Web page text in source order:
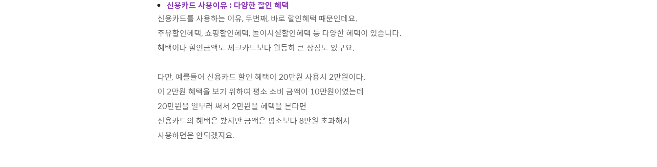
신용카드 사용이유 : 다양한 할인 혜택
신용카드를 사용하는 이유, 두번째, 바로 할인혜택 때문인데요.
주유할인혜택, 쇼핑할인혜택, 놀이시설할인혜택 등 다양한 혜택이 있습니다.
혜택이나 할인금액도 체크카드보다 월등히 큰 장점도 있구요.
다만, 예를들어 신용카드 할인 혜택이 20만원 사용시 2만원이다.
이 2만원 혜택을 보기 위하여 평소 소비 금액이 10만원이였는데
20만원을 일부러 써서 2만원을 혜택을 본다면
신용카드의 혜택은 봤지만 금액은 평소보다 8만원 초과해서
사용하면은 안되겠지요.